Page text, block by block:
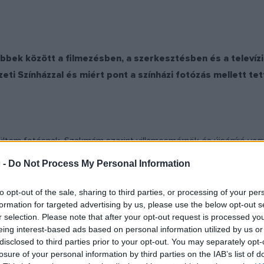
- Do Not Process My Personal Information
opt-out of the sale, sharing to third parties, or processing of your
for targeted advertising by us, please use the below opt-out
selection. Please note that after your opt-out request is processed
interest-based ads based on personal information utilized by us
to third parties prior to your opt-out. You may separately
of your personal information by third parties on the IAB’s list of
között a filmezésben, a szerkesztésben és a
Színházzal és miért pont a színházi fotózás mellett
fotósnak. Szakmám szerint villamosmérnök és újságíró
és hírműsorokat készítettem. Mindig is foglalkoztatott
irodalmi színpadunkban, de rajzoltam, festettem is. A
után a Magyar Televízióhoz kerültem, amikor azAblakcímű
el a hangok után újra a képekkel foglalkozni. Tévés
a riportok feldolgozását, a vágást. A kompozícióról,
egy idő tájt épült fel a Nemzeti Színház, és
a televíziót, Jordán Tamás állt a kamerák előtt és